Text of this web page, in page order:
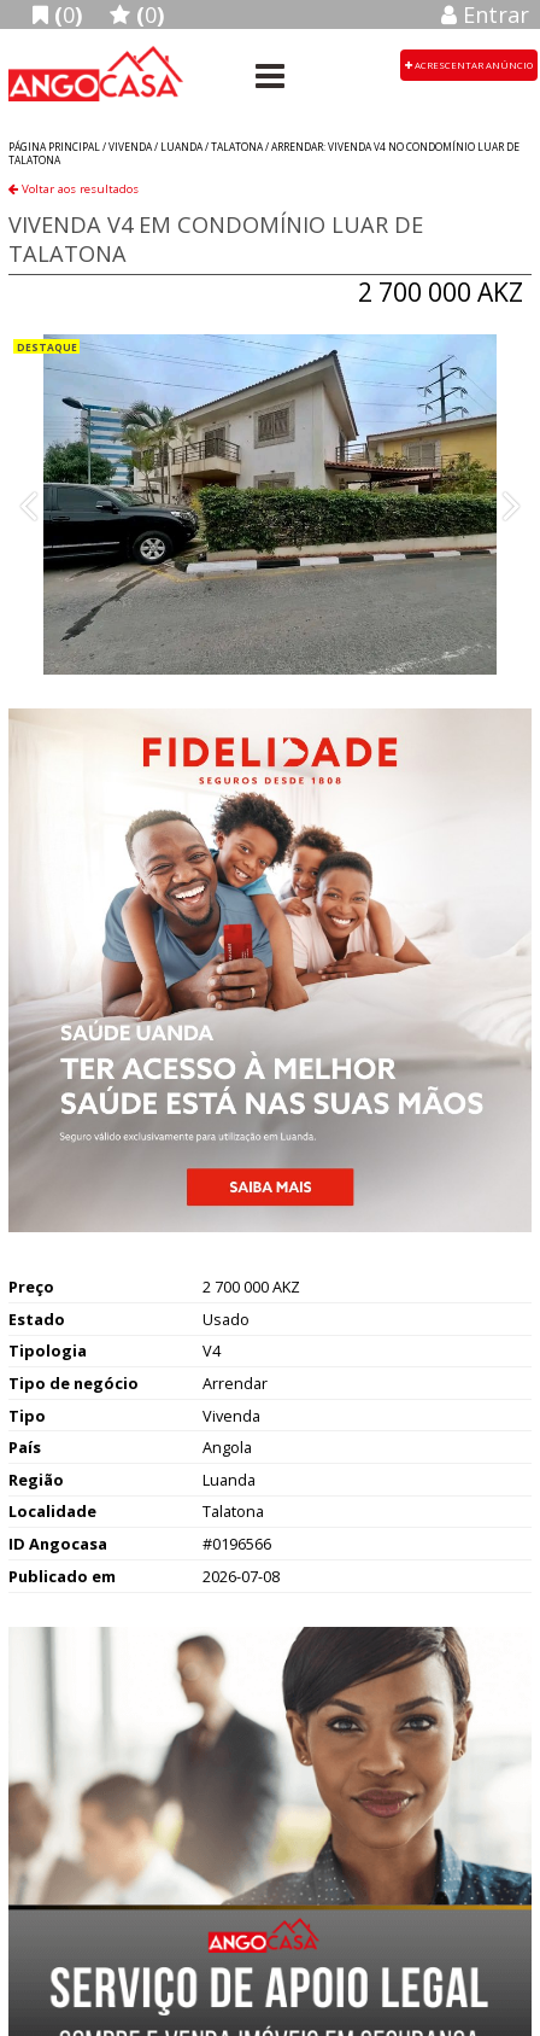
(0) (0) Entrar
ACRESCENTAR ANÚNCIO
PÁGINA PRINCIPAL /VIVENDA/ LUANDA/TALATONA/ARRENDAR: VIVENDA V4 NO CONDOMÍNIO LUAR DE
TALATONA
Voltar aos resultados
2 700 000 AKZ
VIVENDA V4 EM CONDOMÍNIO LUAR DE
TALATONA
Preço
2 700 000 AKZ
Estado
Usado
Tipologia
V4
Tipo de negócio
Arrendar
Tipo
Vivenda
País
Angola
Região
Luanda
Localidade
Talatona
ID Angocasa
#0196566
Publicado em
2026-07-08